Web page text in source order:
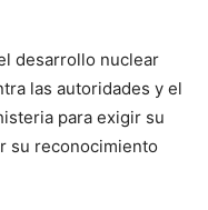
desarrollo nuclear
las autoridades y el
para exigir su
su reconocimiento